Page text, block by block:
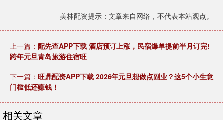
美林配资提示：文章来自网络，不代表本站观点。
上一篇： 配先查APP下载 酒店预订上涨，民宿爆单提前半月订完!
跨年元旦青岛旅游住宿旺
下一篇： 旺鼎配资APP下载 2026年元旦想做点副业？这5个小生意
门槛低还赚钱！
相关文章